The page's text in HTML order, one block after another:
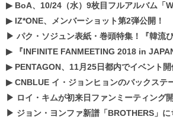
▶ BoA、10/24（水）9枚目フルアルバム「
▶ IZ*ONE、メンバーショット第2弾公開！
▶ パク・ソジュン表紙・巻頭特集！『韓流ぴあ』11月
▶
『INFINITE FANMEETING 2018 in JAPAN』開催決定！11月21
▶ PENTAGON、11月25日都内でイベント開
▶CNBLUE イ・ジョンヒョンのバックステージ・メイキン
▶ ロイ・キムが初来日ファンミーティング開催！素晴ら
▶ ジョン・ヨンファ新譜「BROTHERS」にちなんだ想